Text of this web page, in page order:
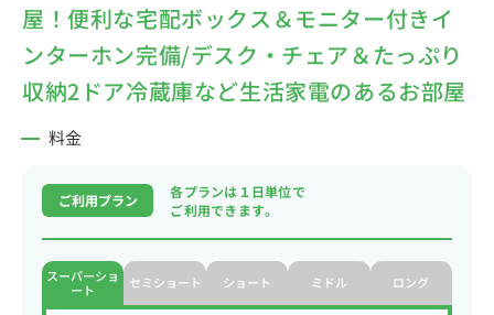
屋！便利な宅配ボックス＆モニター付きイ
ンターホン完備/デスク・チェア＆たっぷり
収納2ドア冷蔵庫など生活家電のあるお部屋
料金
ご利用プラン
各プランは１日単位で
ご利用できます。
スーパーショ
ート
セミショート ショート ミドル ロング